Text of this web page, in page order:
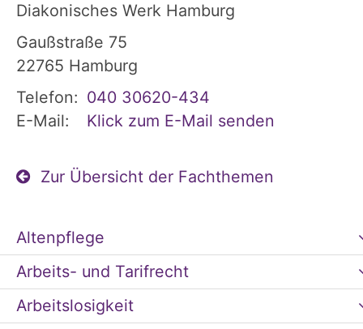
Diakonisches Werk Hamburg
Gaußstraße 75
22765 Hamburg
Telefon: 040 30620-434
E-Mail:
Klick zum E-Mail senden
Zur Übersicht der Fachthemen
Altenpflege
Arbeits- und Tarifrecht
Arbeitslosigkeit